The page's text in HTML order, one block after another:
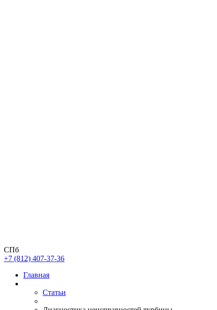
СПб
+7 (812) 407-37-36
Главная
Статьи